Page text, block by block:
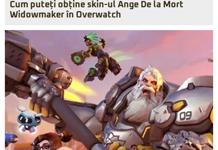
Cum puteți obține skin-ul Ange De la Mort
Widowmaker în Overwatch